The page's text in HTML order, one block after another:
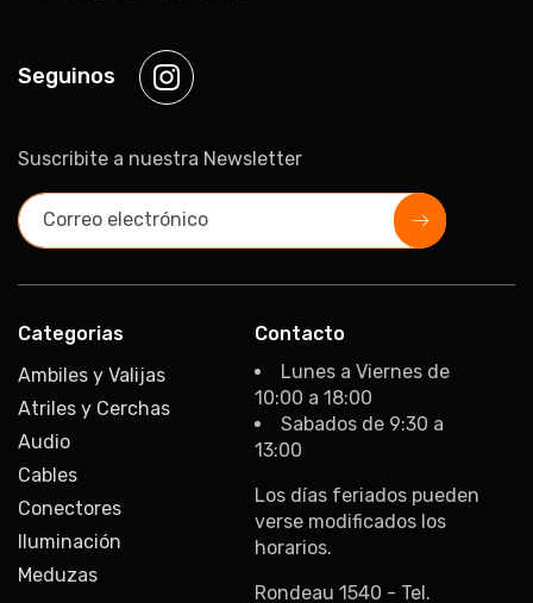
Seguinos
Instagram
Suscribite a nuestra Newsletter
Correo electrónico
Categorias
Ambiles y Valijas
Atriles y Cerchas
Audio
Cables
Conectores
Iluminación
Meduzas
Contacto
Lunes a Viernes de
10:00 a 18:00
Sabados de 9:30 a
13:00
Los días feriados pueden
verse modificados los
horarios.
Rondeau 1540 - Tel.